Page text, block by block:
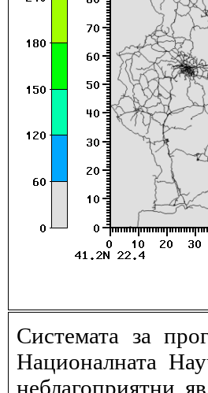
Системата за
Националната
неблагоприятни